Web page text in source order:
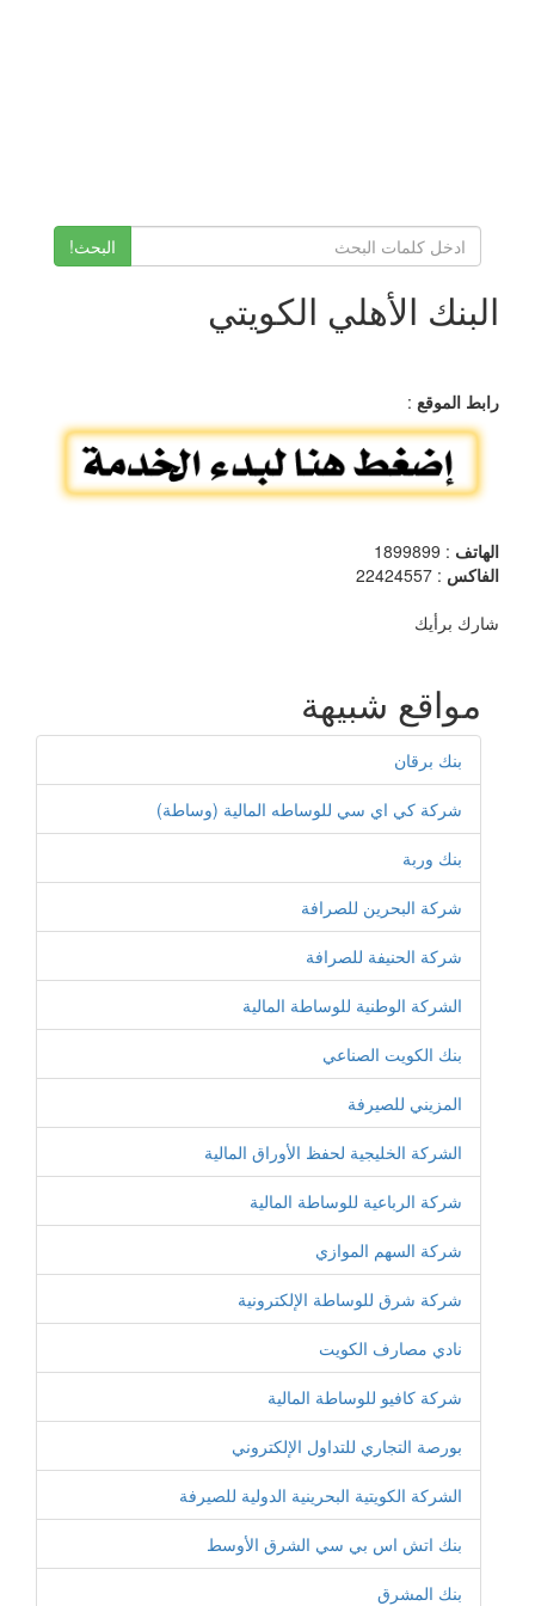
البحث!
البنك الأهلي الكويتي
رابط الموقع :
الهاتف : 1899899
الفاكس : 22424557
شارك برأيك
مواقع شبيهة
بنك برقان
شركة كي اي سي للوساطه المالية (وساطة)
بنك وربة
شركة البحرين للصرافة
شركة الحنيفة للصرافة
الشركة الوطنية للوساطة المالية
بنك الكويت الصناعي
المزيني للصيرفة
الشركة الخليجية لحفظ الأوراق المالية
شركة الرباعية للوساطة المالية
شركة السهم الموازي
شركة شرق للوساطة الإلكترونية
نادي مصارف الكويت
شركة كافيو للوساطة المالية
بورصة التجاري للتداول الإلكتروني
الشركة الكويتية البحرينية الدولية للصيرفة
بنك اتش اس بي سي الشرق الأوسط
بنك المشرق